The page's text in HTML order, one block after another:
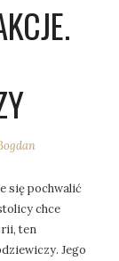
się pochwalić
chce
ten
Jego